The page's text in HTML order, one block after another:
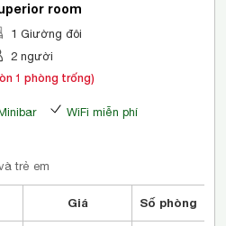
room
1 Giường đôi
2 người
1 phòng trống)
WiFi miễn phí
trẻ em
Giá Số phòng